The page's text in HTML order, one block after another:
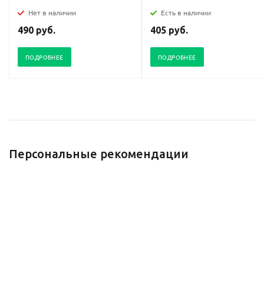
Нет в наличии
490 руб.
ПОДРОБНЕЕ
Есть в наличии
405 руб.
ПОДРОБНЕЕ
Персональные рекомендации